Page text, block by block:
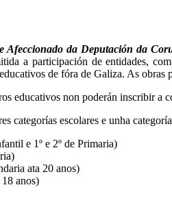
Afeccionado da Deputación da
a participación de entidades,
de fóra de Galiza. As obras
educativos non poderán inscribir a
categorías escolares e unha
e 1º e 2º de Primaria)
ata 20 anos)
anos)